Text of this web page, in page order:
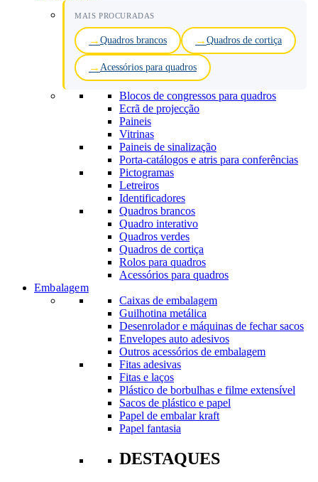
MAIS PROCURADAS
Quadros brancos Quadros de cortiça
Acessórios para quadros
Blocos de congressos para quadros
Ecrã de projecção
Paineis
Vitrinas
Paineis de sinalização
Porta-catálogos e atris para conferências
Pictogramas
Letreiros
Identificadores
Quadros brancos
Quadro interativo
Quadros verdes
Quadros de cortiça
Rolos para quadros
Acessórios para quadros
Embalagem
Caixas de embalagem
Guilhotina metálica
Desenrolador e máquinas de fechar sacos
Envelopes auto adesivos
Outros acessórios de embalagem
Fitas adesivas
Fitas e laços
Plástico de borbulhas e filme extensível
Sacos de plástico e papel
Papel de embalar kraft
Papel fantasia
DESTAQUES